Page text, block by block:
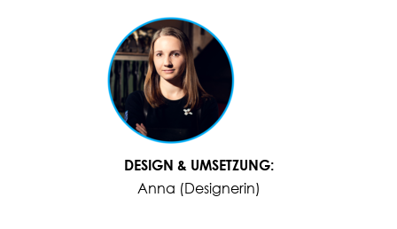
DESIGN & UMSETZUNG:
Anna (Designerin)